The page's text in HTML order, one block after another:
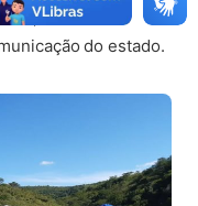
conforme
do estado.